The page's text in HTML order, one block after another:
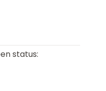
status: